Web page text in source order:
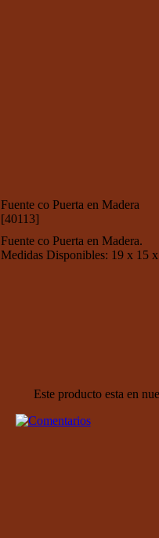
Fuente co Puerta en Madera
[40113]
Fuente co Puerta en Madera.
Medidas Disponibles: 19 x 15
Este producto esta en